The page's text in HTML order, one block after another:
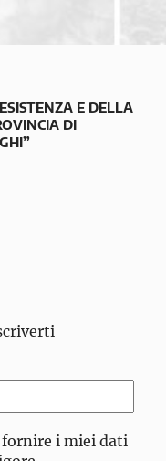
E DELLA
DI
fornire i miei dati